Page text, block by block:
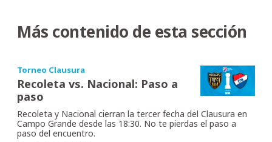
Más contenido de esta sección
Torneo Clausura
Recoleta vs. Nacional: Paso a
paso
Recoleta y Nacional cierran la tercer fecha del Clausura en
Campo Grande desde las 18:30. No te pierdas el paso a
paso del encuentro.